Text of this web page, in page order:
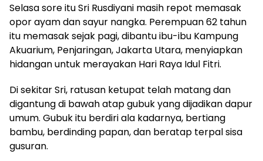
Selasa sore itu Sri Rusdiyani masih repot memasak
opor ayam dan sayur nangka. Perempuan 62 tahun
itu memasak sejak pagi, dibantu ibu-ibu Kampung
Akuarium, Penjaringan, Jakarta Utara, menyiapkan
hidangan untuk merayakan Hari Raya Idul Fitri.
Di sekitar Sri, ratusan ketupat telah matang dan
digantung di bawah atap gubuk yang dijadikan dapur
umum. Gubuk itu berdiri ala kadarnya, bertiang
bambu, berdinding papan, dan beratap terpal sisa
gusuran.